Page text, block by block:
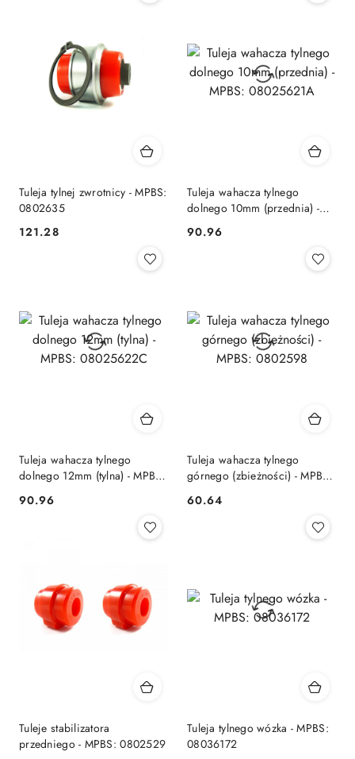
obniżką
Tuleja tylnej zwrotnicy - MPBS:
0802635
Cena:
121.28
Tuleja wahacza tylnego
dolnego 10mm (przednia) -
MPBS: 08025621A
Cena:
90.96
Tuleja wahacza tylnego
dolnego 12mm (tylna) - MPBS:
Cena:
90.96
Tuleja wahacza tylnego
górnego (zbieżności) - MPBS:
Cena:
60.64
Tuleje stabilizatora
przedniego - MPBS: 0802529
Tuleja tylnego wózka - MPBS:
08036172